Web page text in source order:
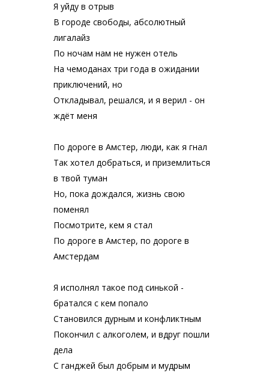
Я уйду в отрыв
В городе свободы, абсолютный
лигалайз
По ночам нам не нужен отель
На чемоданах три года в ожидании
приключений, но
Откладывал, решался, и я верил - он
ждёт меня
По дороге в Амстер, люди, как я гнал
Так хотел добраться, и приземлиться
в твой туман
Но, пока дождался, жизнь свою
поменял
Посмотрите, кем я стал
По дороге в Амстер, по дороге в
Амстердам
Я исполнял такое под синькой -
братался с кем попало
Становился дурным и конфликтным
Покончил с алкоголем, и вдруг пошли
дела
С ганджей был добрым и мудрым